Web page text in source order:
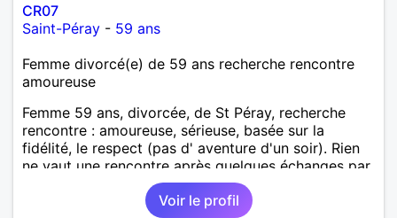
CR07
Saint-Péray - 59 ans
Femme divorcé(e) de 59 ans recherche rencontre
amoureuse
Femme 59 ans, divorcée, de St Péray, recherche
rencontre : amoureuse, sérieuse, basée sur la
fidélité, le respect (pas d' aventure d'un soir). Rien
ne vaut une rencontre après quelques échanges par
messages pour savoir si il y a un feeling entre les
deux et le désir de se revoir. Au plaisir de se
Voir le profil